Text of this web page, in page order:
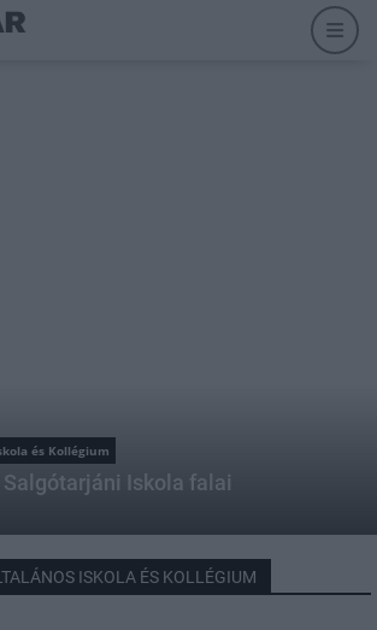
és Kollégium
Iskola falai
ISKOLA ÉS KOLLÉGIUM